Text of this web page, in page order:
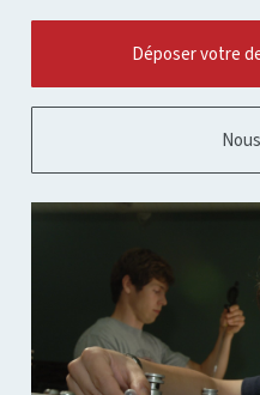
Déposer votre